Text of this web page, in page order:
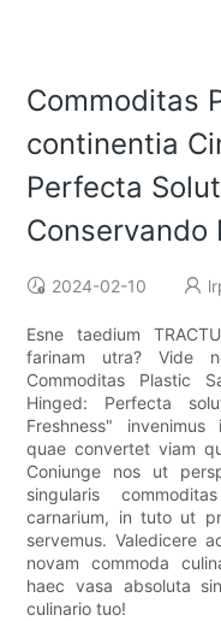
Commoditas
continentia
Perfecta
Conservando
2024-02-10
Esne taedium
farinam utra? Vide
Commoditas Plastic
Hinged: Perfecta
Freshness"
quae convertet viam
Coniunge nos ut
singularis
carnarium, in tuto ut
servemus. Valedicere
novam commoda
haec vasa absoluta
culinario tuo!